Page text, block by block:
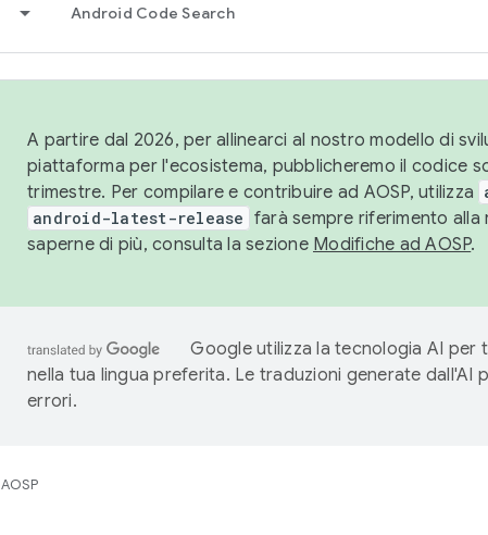
Android Code Search
A partire dal 2026, per allinearci al nostro modello di
piattaforma per l'ecosistema, pubblicheremo il codice
trimestre. Per compilare e contribuire ad AOSP, utilizza
android-latest-release farà sempre riferimento alla
saperne di più, consulta la sezione Modifiche ad AOSP.
Google utilizza la tecnologia AI per
nella tua lingua preferita. Le traduzioni generate dall'AI
errori.
AOSP